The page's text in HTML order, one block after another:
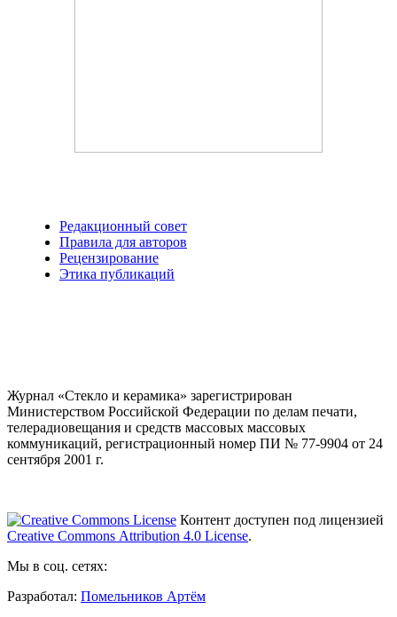
Редакционный совет
Правила для авторов
Рецензирование
Этика публикаций
Журнал «Стекло и керамика» зарегистрирован
Министерством Российской Федерации по делам печати,
телерадиовещания и средств массовых массовых
коммуникаций, регистрационный номер ПИ № 77-9904 от 24
сентября 2001 г.
Контент доступен под лицензией
Creative Commons Attribution 4.0 License.
Мы в соц. сетях:
Разработал: Помельников Артём